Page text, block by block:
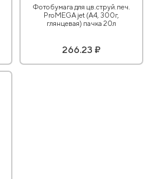
Фотобумага для цв.струй.печ.
ProMEGA jet (А4, 300г,
глянцевая) пачка 20л
266.23 ₽